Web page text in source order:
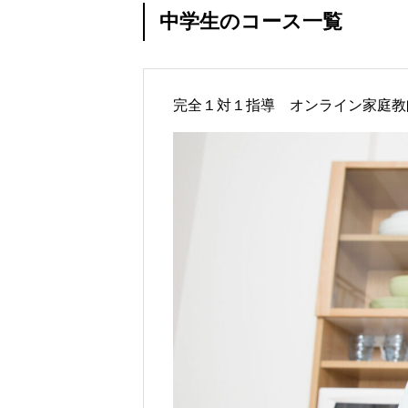
中学生のコース一覧
完全１対１指導 オンライン家庭教